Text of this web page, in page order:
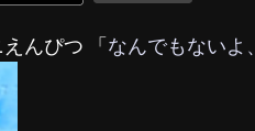
んぴつ 「 なんでもないよ、